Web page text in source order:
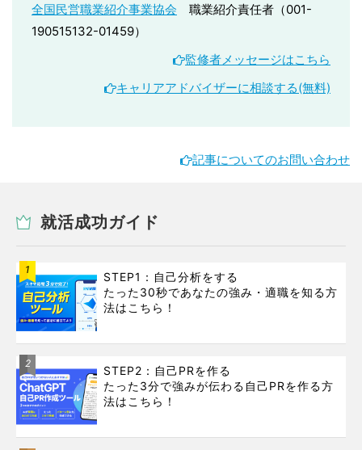
全国民営職業紹介事業協会 職業紹介責任者（001-
190515132-01459）
監修者メッセージはこちら
キャリアアドバイザーに相談する(無料)
記事についてのお問い合わせ
就活成功ガイド
1
STEP1：自己分析をする
たった30秒であなたの強み・適職を知る方
法はこちら！
2
STEP2：自己PRを作る
たった3分で強みが伝わる自己PRを作る方
法はこちら！